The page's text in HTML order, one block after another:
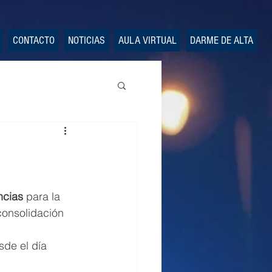
CONTACTO NOTICIAS AULA VIRTUAL DARME DE ALTA
para la
el día